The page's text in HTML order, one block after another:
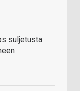
suljetusta